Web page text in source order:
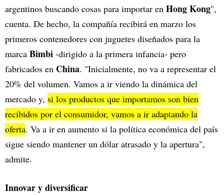
argentinos buscando cosas para importar en Hong Kong",
cuenta. De hecho, la compañía recibirá en marzo los
primeros contenedores con juguetes diseñados para la
marca Bimbi -dirigido a la primera infancia- pero
fabricados en China. "Inicialmente, no va a representar el
20% del volumen. Vamos a ir viendo la dinámica del
mercado y, si los productos que importamos son bien
recibidos por el consumidor, vamos a ir adaptando la
oferta. Va a ir en aumento si la política económica del país
sigue siendo mantener un dólar atrasado y la apertura",
admite.
Innovar y diversificar